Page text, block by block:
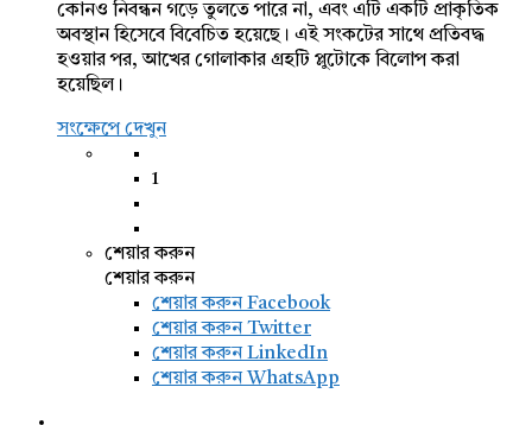
কোনও নিবন্ধন গড়ে তুলতে পারে না, এবং এটি একটি প্রাকৃতিক
অবস্থান হিসেবে বিবেচিত হয়েছে। এই সংকটের সাথে প্রতিবদ্ধ
হওয়ার পর, আখের গোলাকার গ্রহটি প্লুটোকে বিলোপ করা
হয়েছিল।
সংক্ষেপে দেখুন
1
শেয়ার করুন
শেয়ার করুন
শেয়ার করুনFacebook
শেয়ার করুন Twitter
শেয়ার করুন LinkedIn
শেয়ার করুন WhatsApp